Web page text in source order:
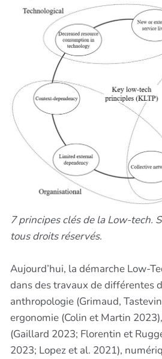
7 principes clés de la Low-tech.
tous droits réservés.
Aujourd’hui, la démarche Low-
dans des travaux de différentes
anthropologie (Grimaud,
ergonomie (Colin et Martin
(Gaillard 2023; Florentin et
2023; Lopez et al. 2021),